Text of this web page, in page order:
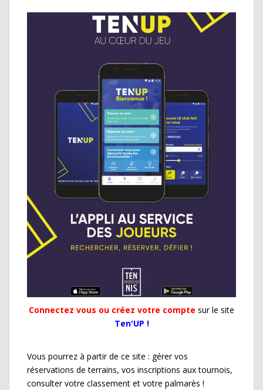
Connectez vous ou créez votre compte sur le site
Ten'UP !
Vous pourrez à partir de ce site : gérer vos
réservations de terrains, vos inscriptions aux tournois,
consulter votre classement et votre palmarès !